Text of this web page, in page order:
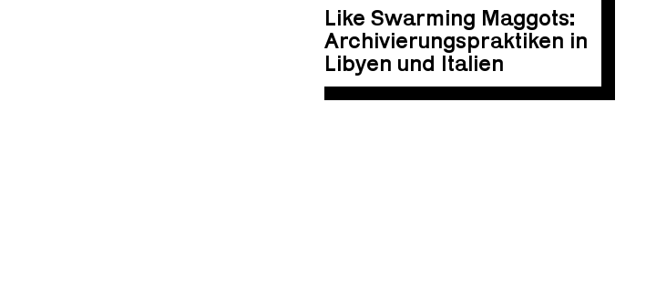
Like Swarming Maggots:
Archivierungspraktiken in
Libyen und Italien